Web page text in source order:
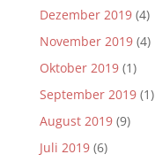
Dezember 2019(4)
November 2019(4)
Oktober 2019(1)
September 2019(1)
August 2019(9)
Juli 2019(6)